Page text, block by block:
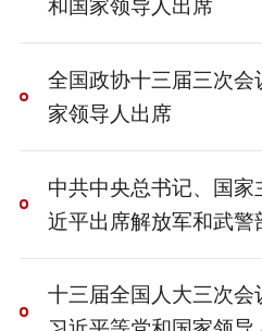
和国家领导人出席
全国政协十三届三次
家领导人出席​​
中共中央总书记、国
近平出席解放军和武
十三届全国人大三次